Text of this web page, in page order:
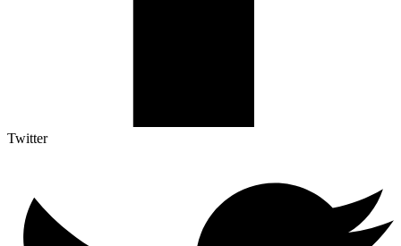
Twitter